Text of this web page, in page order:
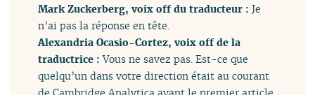
Mark Zuckerberg, voix off du traducteur :Je
n’ai pas la réponse en tête.
Alexandria Ocasio-Cortez, voix off de la
traductrice :Vous ne savez pas. Est-ce que
quelqu’un dans votre direction était au courant